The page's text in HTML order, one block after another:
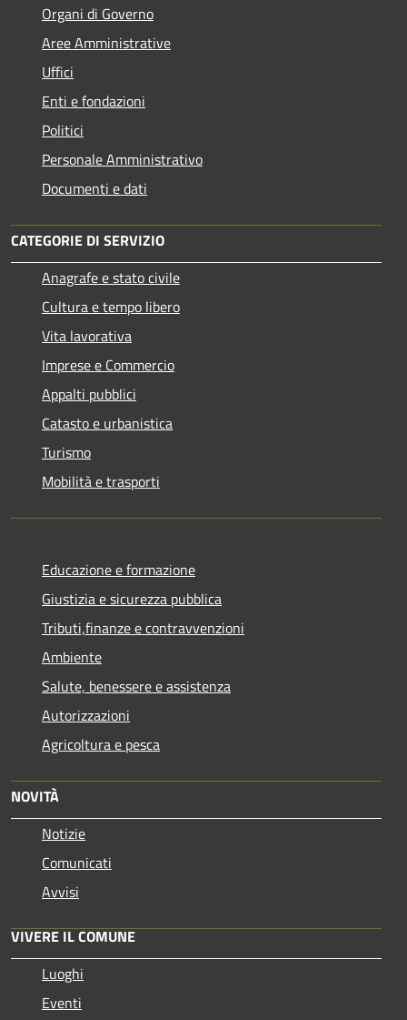
Organi di Governo
Aree Amministrative
Uffici
Enti e fondazioni
Politici
Personale Amministrativo
Documenti e dati
CATEGORIE DI SERVIZIO
Anagrafe e stato civile
Cultura e tempo libero
Vita lavorativa
Imprese e Commercio
Appalti pubblici
Catasto e urbanistica
Turismo
Mobilità e trasporti
Educazione e formazione
Giustizia e sicurezza pubblica
Tributi,finanze e contravvenzioni
Ambiente
Salute, benessere e assistenza
Autorizzazioni
Agricoltura e pesca
NOVITÀ
Notizie
Comunicati
Avvisi
VIVERE IL COMUNE
Luoghi
Eventi